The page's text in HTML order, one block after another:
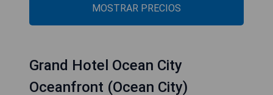
MOSTRAR PRECIOS
Grand Hotel Ocean City
Oceanfront (Ocean City)